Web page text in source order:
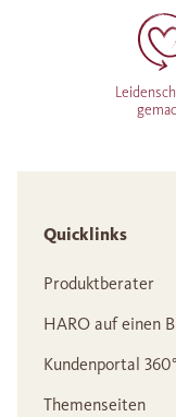
Quicklinks
Produktberater
HARO auf einen
Kundenportal 360°
Themenseiten